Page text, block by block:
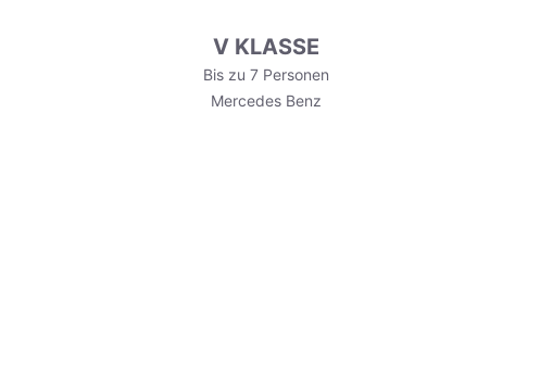
V KLASSE
Bis zu 7 Personen
Mercedes Benz